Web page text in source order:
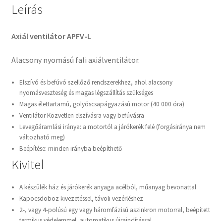
Leírás
Axiál ventilátor APFV-L
Alacsony nyomású fali axiálventilátor.
Elszívó és befúvó szellőző rendszerekhez, ahol alacsony
nyomásveszteség és magas légszállítás szükséges
Magas élettartamú, golyóscsapágyazású motor (40 000 óra)
Ventilátor Közvetlen elszívásra vagy befúvásra
Levegőáramlási iránya: a motortól a járókerék felé (forgásiránya nem
változható meg)
Beépítése: minden irányba beépíthető
Kivitel
A készülék ház és járókerék anyaga acélból, műanyag bevonattal
Kapocsdoboz kivezetéssel, távoli vezérléshez
2-, vagy 4-polúsú egy vagy háromfázisú aszinkron motorral, beépített